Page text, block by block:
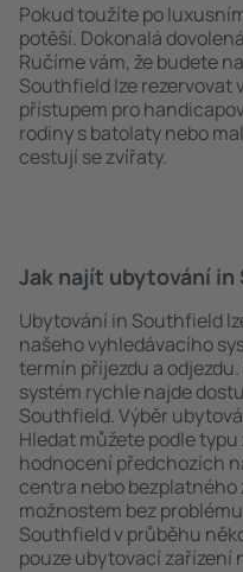
Pokud toužíte po
potěší. Dokonalá
Ručíme vám, že budete
Southfield lze rezervovat
přístupem pro
rodiny s batolaty nebo
cestují se zvířaty.
Jak najít ubytování
Ubytování in Southfield
našeho vyhledávacího
termín příjezdu a
systém rychle najde
Southfield. Výběr
Hledat můžete podle
hodnocení předchozích
centra nebo
možnostem bez
Southfield v průběhu
pouze ubytovací zařízení